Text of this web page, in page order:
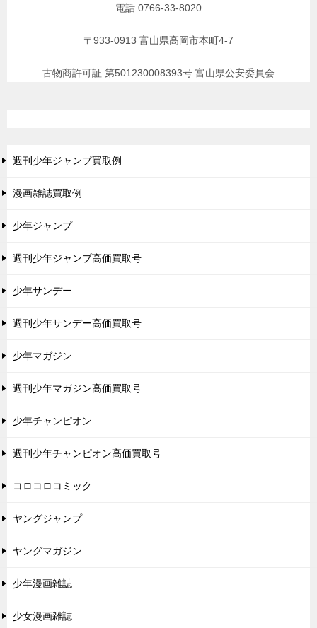
電話 0766-33-8020
〒933-0913 富山県高岡市本町4-7
古物商許可証 第501230008393号 富山県公安委員会
週刊少年ジャンプ買取例
漫画雑誌買取例
少年ジャンプ
週刊少年ジャンプ高価買取号
少年サンデー
週刊少年サンデー高価買取号
少年マガジン
週刊少年マガジン高価買取号
少年チャンピオン
週刊少年チャンピオン高価買取号
コロコロコミック
ヤングジャンプ
ヤングマガジン
少年漫画雑誌
少女漫画雑誌